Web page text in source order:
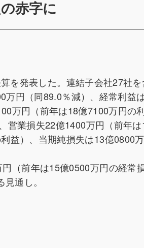
赤字に
を発表した。連結子会社27社
円（同89.0％減）、経常利益
万円（前年は18億7100万円の利
営業損失22億1400万円（前年
益）、当期純損失は13億0800
（前年は15億0500万円の経常
通し。